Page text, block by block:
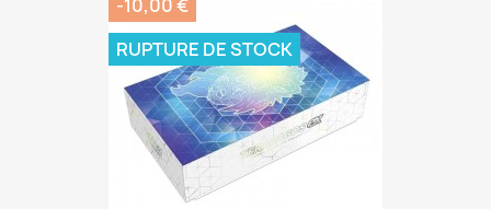
-10,00 €
RUPTURE DE STOCK